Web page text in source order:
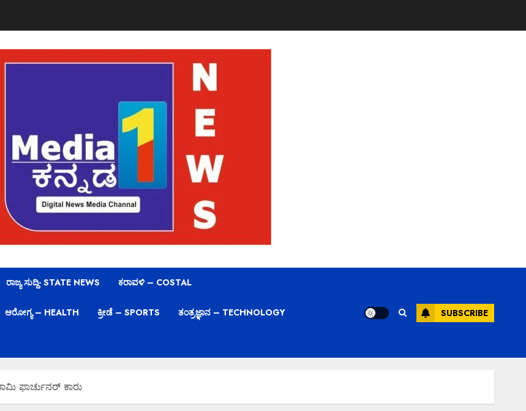
ರಾಜ್ಯ ಸುದ್ದಿ- STATE NEWS ಕರಾವಳಿ – COSTAL
ಆರೋಗ್ಯ – HEALTH ಕ್ರೀಡೆ – SPORTS ತಂತ್ರಜ್ಞಾನ – TECHNOLOGY SUBSCRIBE
ಫಾರ್ಚುನರ್‌ ಕಾರು